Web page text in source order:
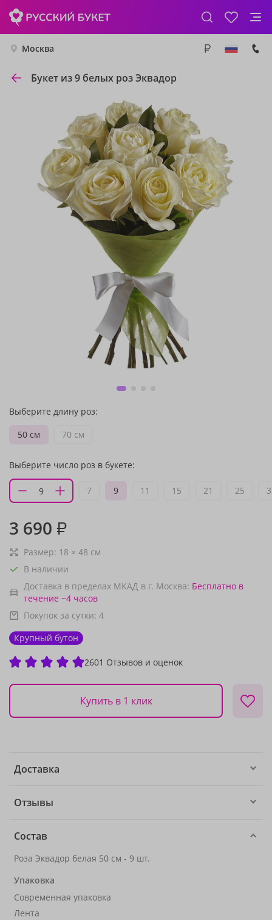
Москва
Букет из 9 белых роз Эквадор
Выберите длину роз:
50 см
70 см
Выберите число роз в букете:
7 9 11 15 21 25
3 690 ₽
Размер: 18 × 48 см
В наличии
Доставка в пределах МКАД в г. Москва: Бесплатно в
течение ~4 часов
Покупок за сутки: 4
Крупный бутон
2601 Отзывов и оценок
Купить в 1 клик
Доставка
Отзывы
Состав
Роза Эквадор белая 50 см - 9 шт.
Упаковка
Современная упаковка
Лента